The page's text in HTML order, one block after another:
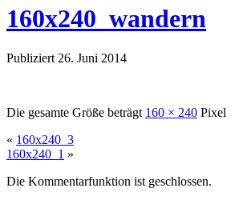
160x240_wandern
Publiziert 26. Juni 2014
Die gesamte Größe beträgt 160 × 240 Pixel
« 160x240_3
160x240_1 »
Die Kommentarfunktion ist geschlossen.